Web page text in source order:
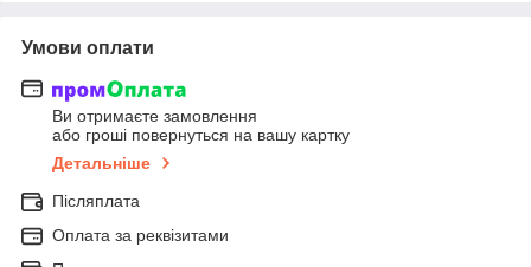
Умови оплати
Ви отримаєте замовлення
або гроші повернуться на вашу картку
Детальніше
Післяплата
Оплата за реквізитами